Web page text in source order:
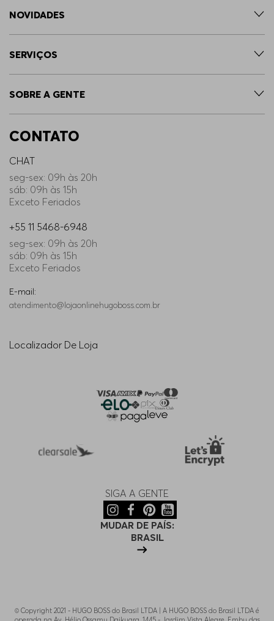
NOVIDADES
SERVIÇOS
SOBRE A GENTE
CONTATO
CHAT
seg-sex: 09h às 20h
sáb: 09h às 15h
Exceto Feriados
+55 11 5468-6948
seg-sex: 09h às 20h
sáb: 09h às 15h
Exceto Feriados
E-mail:
atendimento@lojaonlinehugoboss.com.br
Localizador De Loja
SIGA A GENTE
MUDAR DE PAÍS:
BRASIL
© Copyright 2021 - HUGO BOSS do Brasil LTDA | A HUGO BOSS do Brasil LTDA é